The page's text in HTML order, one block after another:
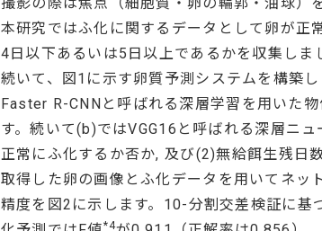
本研究ではふ化に関するデータとして卵が正
4日以下あるいは5日以上であるかを収集し
続いて、図1に示す卵質予測システムを構築
Faster R-CNNと呼ばれる深層学習を用いた
す。続いて(b)ではVGG16と呼ばれる深層ニ
正常にふ化するか否か, 及び(2)無給餌生残日
取得した卵の画像とふ化データを用いてネッ
精度を図2に示します。10-分割交差検証に
*4